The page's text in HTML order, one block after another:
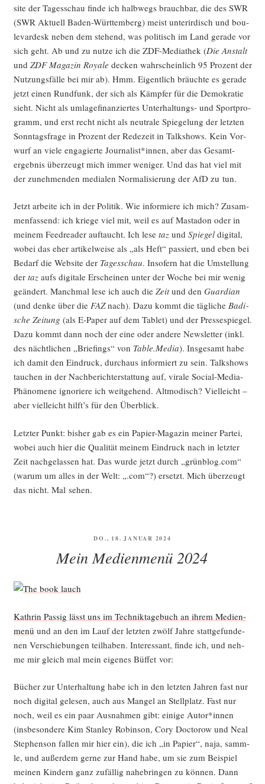
site der Tages­schau fin­de ich halb­wegs brauch­bar, die des SWR
(SWR Aktu­ell Baden-Würt­tem­berg) meist unter­ir­disch und bou­
le­var­desk neben dem ste­hend, was poli­tisch im Land gera­de vor
sich geht. Ab und zu nut­ze ich die ZDF-Media­thek (Die Anstalt
und ZDF Maga­zin Roya­le decken wahr­schein­lich 95 Pro­zent der
Nut­zungs­fäl­le bei mir ab). Hmm. Eigent­lich bräuch­te es gera­de
jetzt einen Rund­funk, der sich als Kämp­fer für die Demo­kra­tie
sieht. Nicht als umla­ge­fi­nan­zier­tes Unter­hal­tungs- und Sport­pro­
gramm, und erst recht nicht als neu­tra­le Spie­ge­lung der letz­ten
Sonn­tags­fra­ge in Pro­zent der Rede­zeit in Talk­shows. Kein Vor­
wurf an vie­le enga­gier­te Journalist*innen, aber das Gesamt­
ergeb­nis über­zeugt mich immer weni­ger. Und das hat viel mit
der zuneh­men­den media­len Nor­ma­li­sie­rung der AfD zu tun.
Jetzt arbei­te ich in der Poli­tik. Wie infor­mie­re ich mich? Zusam­
men­fas­send: ich krie­ge viel mit, weil es auf Masta­don oder in
mei­nem Feed­rea­der auf­taucht. Ich lese tazund Spie­gel digi­tal,
wobei das eher arti­kel­wei­se als „als Heft“ pas­siert, und eben bei
Bedarf die Web­site der Tages­schau. Inso­fern hat die Umstel­lung
der taz aufs digi­ta­le Erschei­nen unter der Woche bei mir wenig
geän­dert. Manch­mal lese ich auch die Zeitund den Guar­di­an
(und den­ke über die FAZnach). Dazu kommt die täg­li­che Badi­
sche Zei­tung (als E‑Paper auf dem Tablet) und der Pres­se­spie­gel.
Dazu kommt dann noch der eine oder ande­re News­let­ter (inkl.
des nächt­li­chen „Brie­fings“ von Table.Media). Ins­ge­samt habe
ich damit den Ein­druck, durch­aus infor­miert zu sein. Talk­shows
tau­chen in der Nach­be­richt­erstat­tung auf, vira­le Social-Media-
Phä­no­me­ne igno­rie­re ich weit­ge­hend. Alt­mo­disch? Viel­leicht –
aber viel­leicht hilft’s für den Überblick.
Letz­ter Punkt: bis­her gab es ein Papier-Maga­zin mei­ner Par­tei,
wobei auch hier die Qua­li­tät mei­nem Ein­druck nach in letz­ter
Zeit nach­ge­las­sen hat. Das wur­de jetzt durch „grünblog.com“
(war­um um alles in der Welt: „.com“?) ersetzt. Mich über­zeugt
das nicht. Mal sehen.
VERÖFFENTLICHT
DO., 18. JANUAR 2024
Mein Medienmenü 2024
Kath­rin Pas­sig lässt uns im Tech­nik­ta­ge­buch an ihrem Medi­en­
me­nü und an den im Lauf der letz­ten zwölf Jah­re statt­ge­fun­de­
nen Ver­schie­bun­gen teil­ha­ben. Inter­es­sant, fin­de ich, und neh­
me mir gleich mal mein eige­nes Büf­fet vor:
Bücher zur Unter­hal­tung habe ich in den letz­ten Jah­ren fast nur
noch digi­tal gele­sen, auch aus Man­gel an Stell­platz. Fast nur
noch, weil es ein paar Aus­nah­men gibt: eini­ge Autor*innen
(ins­be­son­de­re Kim Stan­ley Robin­son, Cory Doc­to­row und Neal
Ste­phen­son fal­len mir hier ein), die ich „in Papier“, naja, samm­
le, und außer­dem ger­ne zur Hand habe, um sie zum Bei­spiel
mei­nen Kin­dern ganz zufäl­lig nahe­brin­gen zu kön­nen. Dann